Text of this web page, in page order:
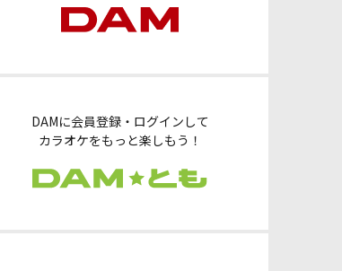
DAMに会員登録・ログインして
カラオケをもっと楽しもう！